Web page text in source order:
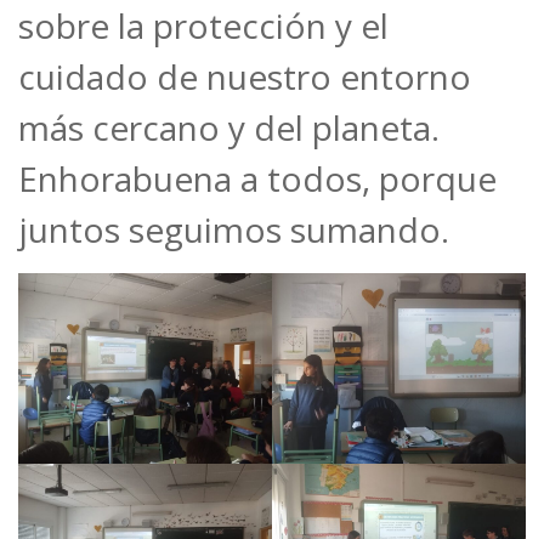
sobre la protección y el
cuidado de nuestro entorno
más cercano y del planeta.
Enhorabuena a todos, porque
juntos seguimos sumando.